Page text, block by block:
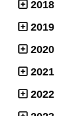
2018
2019
2020
2021
2022